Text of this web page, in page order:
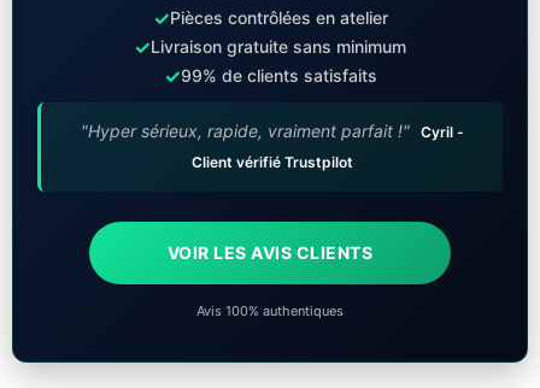
✓Pièces contrôlées en atelier
✓Livraison gratuite sans minimum
✓99% de clients satisfaits
"Hyper sérieux, rapide, vraiment parfait !" Cyril -
Client vérifié Trustpilot
VOIR LES AVIS CLIENTS
Avis 100% authentiques